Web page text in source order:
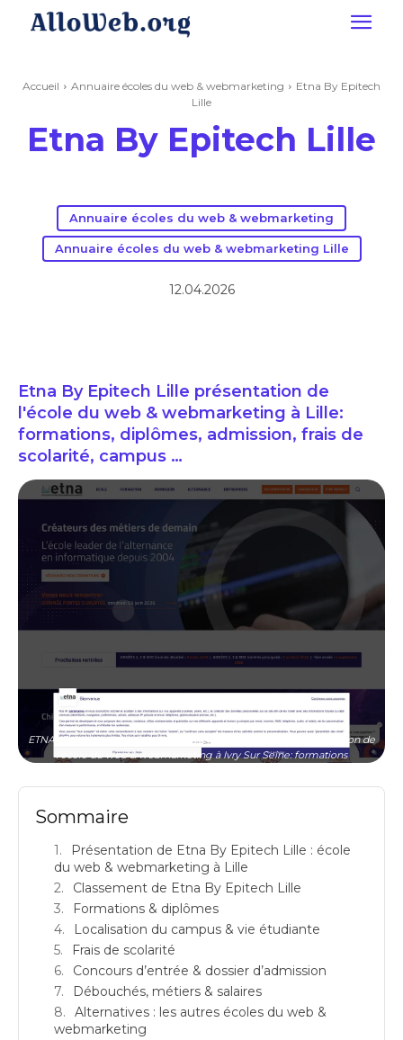
Accueil Annuaire écoles du web & webmarketing
Etna By Epitech
Lille
Etna By Epitech Lille
Annuaire écoles du web & webmarketing
Annuaire écoles du web & webmarketing Lille
12.04.2026
Etna By Epitech Lille présentation de
l'école du web & webmarketing à Lille:
formations, diplômes, admission, frais de
scolarité, campus …
ETNA (Ecole des technologies numeriques appliquees) présentation de
l'école du web & webmarketing à Ivry Sur Seine: formations
Sommaire
Présentation de Etna By Epitech Lille : école
du web & webmarketing à Lille
Classement de Etna By Epitech Lille
Formations & diplômes
Localisation du campus & vie étudiante
Frais de scolarité
Concours d’entrée & dossier d’admission
Débouchés, métiers & salaires
Alternatives : les autres écoles du web &
webmarketing